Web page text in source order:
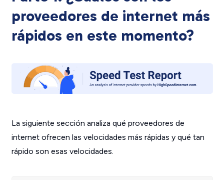
proveedores de internet más
rápidos en este momento?
La siguiente sección analiza qué proveedores de
internet ofrecen las velocidades más rápidas y qué tan
rápido son esas velocidades.